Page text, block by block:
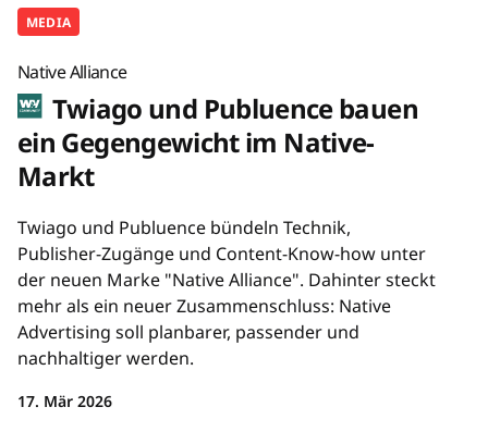
MEDIA
Native Alliance
Twiago und Publuence bauen
ein Gegengewicht im Native-
Markt
Twiago und Publuence bündeln Technik,
Publisher-Zugänge und Content-Know-how unter
der neuen Marke "Native Alliance". Dahinter steckt
mehr als ein neuer Zusammenschluss: Native
Advertising soll planbarer, passender und
nachhaltiger werden.
17. Mär 2026